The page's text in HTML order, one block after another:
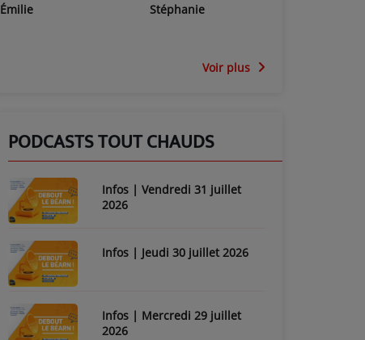
Stéphanie Jean-Michel
Voir plus
PODCASTS TOUT CHAUDS
Infos | Vendredi 31 juillet
2026
Infos | Jeudi 30 juillet 2026
Infos | Mercredi 29 juillet
2026